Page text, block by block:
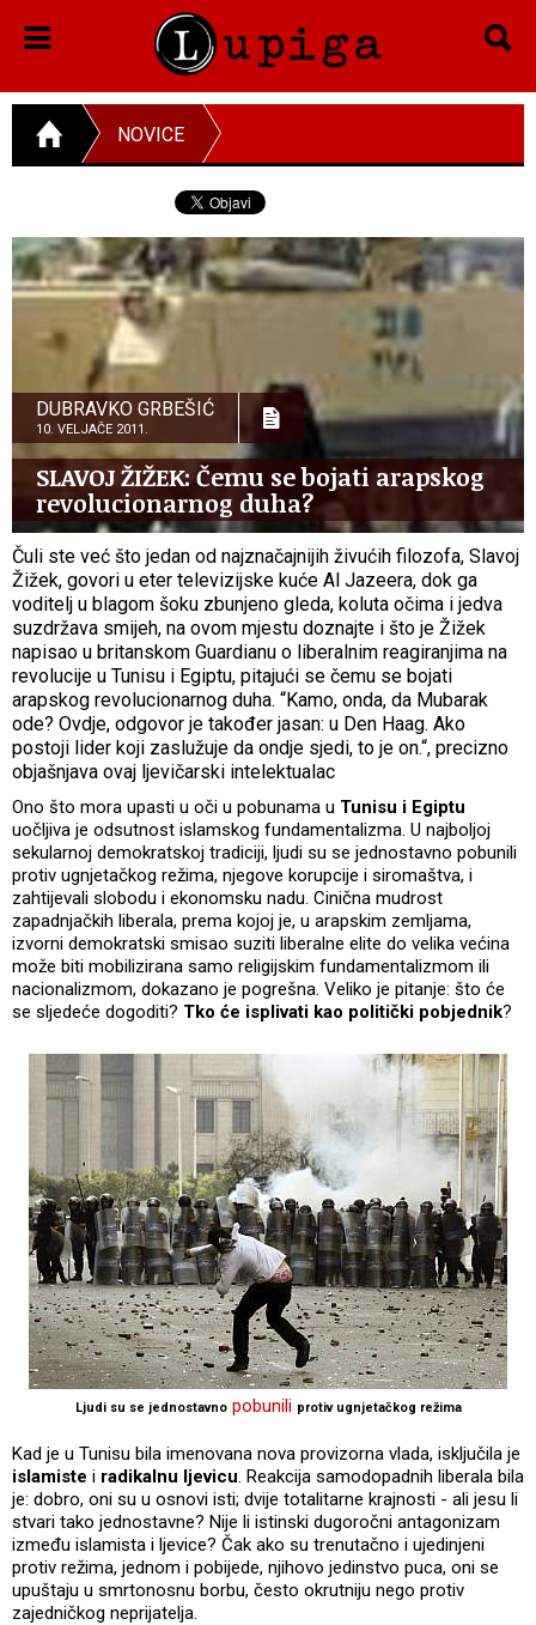
NOVICE
DUBRAVKO GRBEŠIĆ
10. VELJAČE 2011.
SLAVOJ ŽIŽEK: Čemu se bojati arapskog
revolucionarnog duha?
Čuli ste već što jedan od najznačajnijih živućih filozofa, Slavoj
Žižek, govori u eter televizijske kuće Al Jazeera, dok ga
voditelj u blagom šoku zbunjeno gleda, koluta očima i jedva
suzdržava smijeh, na ovom mjestu doznajte i što je Žižek
napisao u britanskom Guardianu o liberalnim reagiranjima na
revolucije u Tunisu i Egiptu, pitajući se čemu se bojati
arapskog revolucionarnog duha. “Kamo, onda, da Mubarak
ode? Ovdje, odgovor je također jasan: u Den Haag. Ako
postoji lider koji zaslužuje da ondje sjedi, to je on.“, precizno
objašnjava ovaj ljevičarski intelektualac
Ono što mora upasti u oči u pobunama u Tunisu i Egiptu
uočljiva je odsutnost islamskog fundamentalizma. U najboljoj
sekularnoj demokratskoj tradiciji, ljudi su se jednostavno pobunili
protiv ugnjetačkog režima, njegove korupcije i siromaštva, i
zahtijevali slobodu i ekonomsku nadu. Cinična mudrost
zapadnjačkih liberala, prema kojoj je, u arapskim zemljama,
izvorni demokratski smisao suziti liberalne elite do velika većina
može biti mobilizirana samo religijskim fundamentalizmom ili
nacionalizmom, dokazano je pogrešna. Veliko je pitanje: što će
se sljedeće dogoditi? Tko će isplivati kao politički pobjednik?
Ljudi su se jednostavno pobunili protiv ugnjetačkog režima
Kad je u Tunisu bila imenovana nova provizorna vlada, isključila je
islamiste i radikalnu ljevicu. Reakcija samodopadnih liberala bila
je: dobro, oni su u osnovi isti; dvije totalitarne krajnosti - ali jesu li
stvari tako jednostavne? Nije li istinski dugoročni antagonizam
između islamista i ljevice? Čak ako su trenutačno i ujedinjeni
protiv režima, jednom i pobijede, njihovo jedinstvo puca, oni se
upuštaju u smrtonosnu borbu, često okrutniju nego protiv
zajedničkog neprijatelja.